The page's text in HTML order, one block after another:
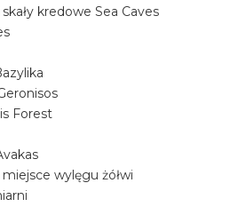
kredowe Sea Caves
Forest
wylęgu żółwi